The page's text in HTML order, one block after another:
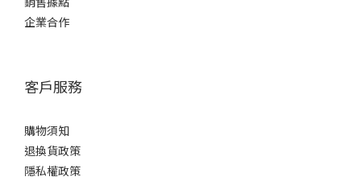
企業合作
客戶服務
購物須知
退換貨政策
隱私權政策